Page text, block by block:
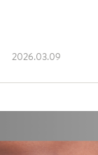
2026.03.09